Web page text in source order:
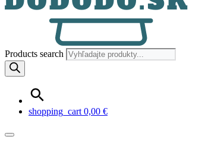
Products search
shopping_cart 0,00 €